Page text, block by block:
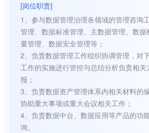
[岗位职责]
1、参与数据管理治理各领域的管理咨询
管理、数据标准管理、主数据管理、数
量管理、数据安全管理等；
2、负责数据管理工作组织协调管理，对
工作的实施进行管控与总结分析负责相关
报；
3、负责数据资产管理体系内相关材料的
协助重大事项或重大会议相关工作；
4、负责数据中台、数据应用等产品的功
询。